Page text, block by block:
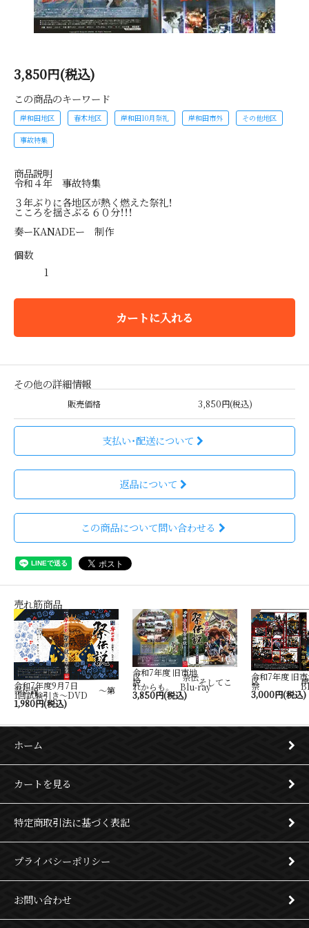
3,850円(税込)
この商品のキーワード
岸和田地区 春木地区 岸和田10月祭礼 岸和田市外 その他地区
事故特集
商品説明
令和４年 事故特集
３年ぶりに各地区が熱く燃えた祭礼！
こころを揺さぶる６０分！！！
奏ーKANADEー 制作
個数
カートに入れる
その他の詳細情報
販売価格 3,850円(税込)
支払い・配送について
返品について
この商品について問い合わせる
売れ筋商品
令和7年度9月7日
祭伝説 ～第
1回試験引き～DVD
1,980円(税込)
令和7年度 旧市地
区 祭伝
説 そしてこ
れからも。 Blu-ray
3,850円(税込)
令和7年度 旧
区 岸
祭
3,000円(税込)
ホーム
カートを見る
特定商取引法に基づく表記
プライバシーポリシー
お問い合わせ